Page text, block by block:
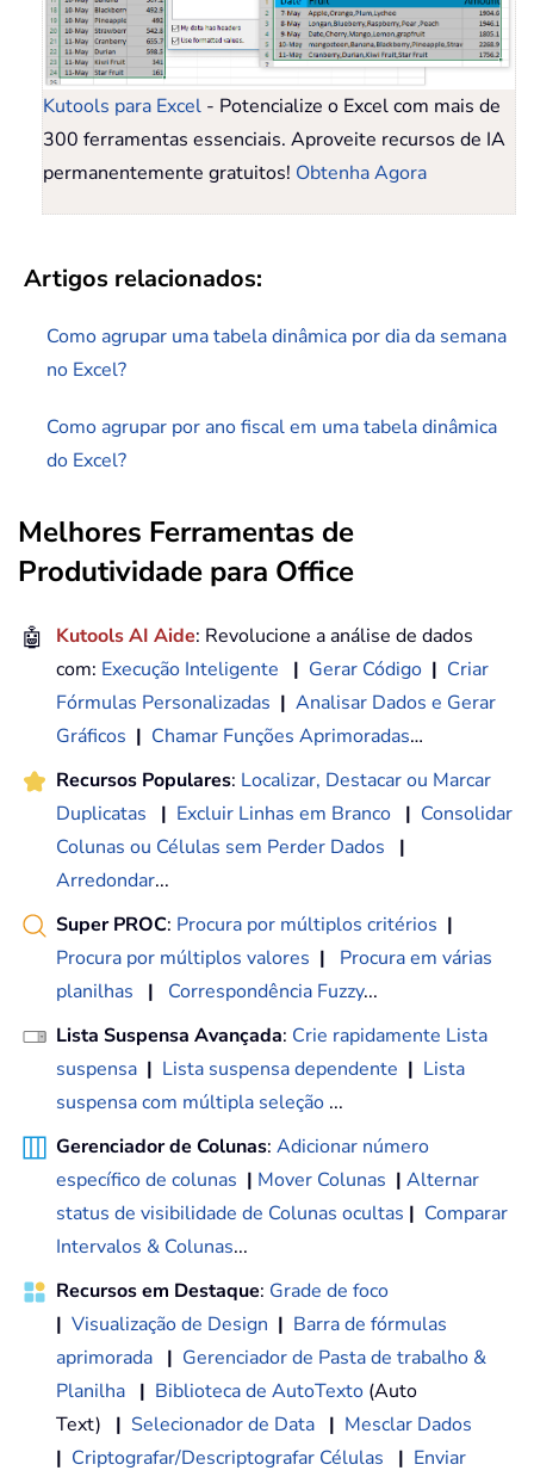
Kutools para Excel - Potencialize o Excel com mais de
300 ferramentas essenciais. Aproveite recursos de IA
permanentemente gratuitos! Obtenha Agora
Artigos relacionados:
Como agrupar uma tabela dinâmica por dia da semana
no Excel?
Como agrupar por ano fiscal em uma tabela dinâmica
do Excel?
Melhores Ferramentas de
Produtividade para Office
🤖 Kutools AI Aide: Revolucione a análise de dados
com: Execução Inteligente | Gerar Código | Criar
Fórmulas Personalizadas | Analisar Dados e Gerar
Gráficos | Chamar Funções Aprimoradas…
Recursos Populares: Localizar, Destacar ou Marcar
Duplicatas
| Excluir Linhas em Branco | Consolidar
Colunas ou Células sem Perder Dados
|
Arredondar...
Super PROC: Procura por múltiplos critérios |
Procura por múltiplos valores |
Procura em várias
planilhas
| Correspondência Fuzzy...
Lista Suspensa Avançada: Crie rapidamente Lista
suspensa | Lista suspensa dependente | Lista
suspensa com múltipla seleção ...
Gerenciador de Colunas: Adicionar número
específico de colunas | Mover Colunas | Alternar
status de visibilidade de Colunas ocultas | Comparar
Intervalos & Colunas...
Recursos em Destaque: Grade de foco
| Visualização de Design | Barra de fórmulas
aprimorada | Gerenciador de Pasta de trabalho &
Planilha | Biblioteca de AutoTexto (Auto
Text) | Selecionador de Data | Mesclar Dados
| Criptografar/Descriptografar Células | Enviar